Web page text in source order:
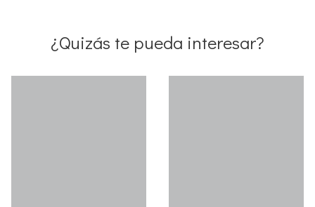
¿Quizás te pueda interesar?